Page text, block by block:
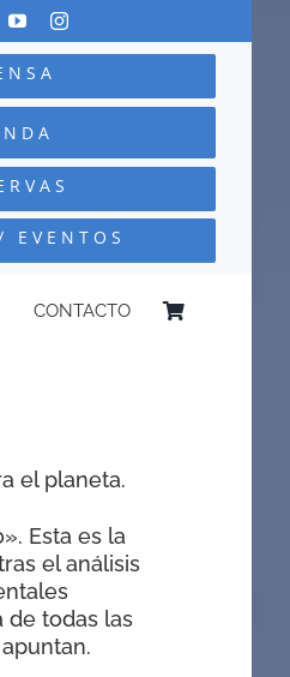
EVENTOS
CONTACTO
el planeta.
Esta es la
el análisis
de todas las